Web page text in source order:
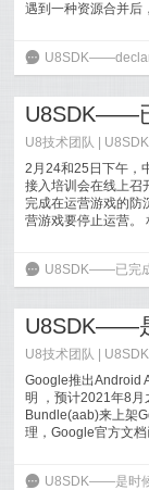
遇到一种资源合并后
6
U8技术团队 U8SDK
2月24和25日下午，
接入培训会在线上召
完成在运营游戏的防
营游戏要停止运营。
6 U8SDK——已完
U8SDK——
U8技术团队 U8SDK
Google推出Android
明 ，预计2021年8
Bundle(aab)来上架
理，Google官方文
6 U8SDK——是时